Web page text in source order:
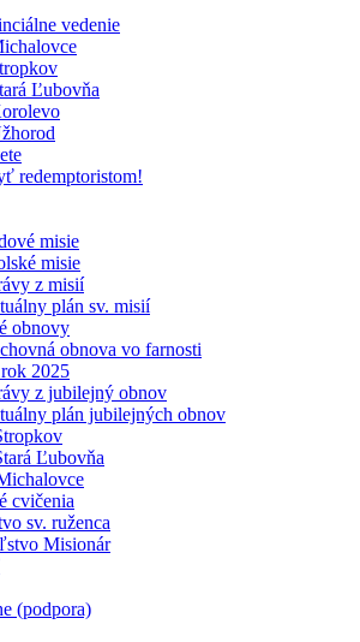
vedenie
Ľubovňa
redemptoristom!
misie
misie
z misií
plán sv. misií
obnovy
obnova vo farnosti
2025
z jubilejný obnov
plán jubilejných obnov
Ľubovňa
cvičenia
sv. ruženca
Misionár
(podpora)